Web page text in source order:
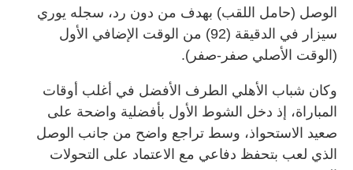
الوصل (حامل اللقب) بهدف من دون رد، سجله يوري
سيزار في الدقيقة (92) من الوقت الإضافي الأول
(الوقت الأصلي صفر-صفر).
وكان شباب الأهلي الطرف الأفضل في أغلب أوقات
المباراة، إذ دخل الشوط الأول بأفضلية واضحة على
صعيد الاستحواذ، وسط تراجع واضح من جانب الوصل
الذي لعب بتحفظ دفاعي مع الاعتماد على التحولات